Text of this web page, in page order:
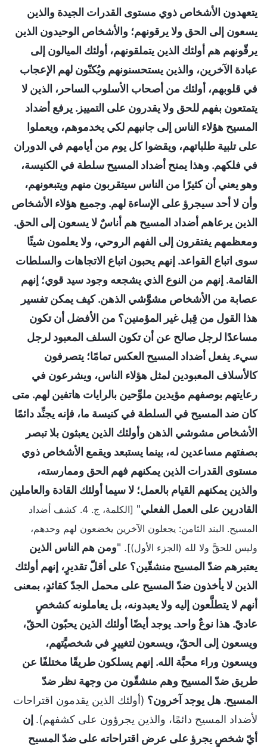
يتعهدون الأشخاص ذوي مستوى القدرات الجيدة والذين
يسعون إلى الحق ولا يرقونهم؛ والأشخاص الوحيدون الذين
يرقّونهم هم أولئك الذين يتملقونهم، أولئك الميالون إلى
عبادة الآخرين، والذين يستحسنونهم ويُكنّون لهم الإعجاب
في قلوبهم، أولئك من أصحاب الأسلوب الساحر، الذين لا
يتمتعون بفهم للحق ولا يقدرون على التمييز. يرفع أضداد
المسيح هؤلاء الناس إلى جانبهم لكي يخدموهم، ويعملوا
على تلبية طلباتهم، ويقضوا كل يوم من أيامهم في الدوران
في فلكهم. وهذا يمنح أضداد المسيح سلطة في الكنيسة،
وهو يعني أن كثيرًا من الناس سيتقربون منهم ويتبعونهم،
وأن لا أحد سيجرؤ على الإساءة لهم. وجميع هؤلاء الأشخاص
الذين يرعاهم أضداد المسيح هم أناسٌ لا يسعون إلى الحق.
ومعظمهم يفتقرون إلى الفهم الروحي، ولا يعلمون شيئًا
سوى اتباع القواعد. إنهم يحبون اتباع الاتجاهات والسلطات
القائمة. إنهم من النوع الذي يشجعه وجود سيد قوي؛ إنهم
عصابة من الأشخاص مشوَّشي الذهن. كيف يمكن تفسير
هذا القول من قِبل غير المؤمنين؟ من الأفضل أن تكون
مساعدًا لرجل صالح عن أن تكون السلف المعبود لرجل
سيء. يفعل أضداد المسيح العكس تمامًا؛ يتصرفون
كالأسلاف المعبودين لمثل هؤلاء الناس، ويشرعون في
رعايتهم بوصفهم مؤيدين ملوِّحين بالرايات هاتفين لهم. متى
كان ضد المسيح في السلطة في كنيسة ما، فإنه يجنِّد دائمًا
الأشخاص مشوشي الذهن وأولئك الذين يعبثون بلا تبصر
بصفتهم مساعدين له، بينما يستبعد ويقمع الأشخاص ذوي
مستوى القدرات الذين يمكنهم فهم الحق وممارسته،
والذين يمكنهم القيام بالعمل؛ لا سيما أولئك القادة والعاملين
القادرين على العمل الفعلي"
[الكلمة، ج. 4. كشف أضداد
المسيح. البند الثامن: يجعلون الآخرين يخضعون لهم وحدهم،
وليس للحقَّ ولا لله (الجزء الأول)]. "ومن هم الناس الذين
يعتبرهم ضدّ المسيح منشقّين؟ على أقلّ تقديرٍ، إنهم أولئك
الذين لا يأخذون ضدّ المسيح على محمل الجدّ كقائدٍ، بمعنى
أنهم لا يتطلَّعون إليه ولا يعبدونه، بل يعاملونه كشخصٍ
عاديّ. هذا نوعٌ واحد. يوجد أيضًا أولئك الذين يحبّون الحقّ،
ويسعون إلى الحقّ، ويسعون لتغييرٍ في شخصيَّتهم،
ويسعون وراء محبَّة الله. إنهم يسلكون طريقًا مختلفًا عن
طريق ضدّ المسيح وهم منشقّون من وجهة نظر ضدّ
المسيح. هل يوجد آخرون؟ (أولئك الذين يقدمون اقتراحات
لأضداد المسيح دائمًا، والذين يجرؤون على كشفهم). إن
أيّ شخصٍ يجرؤ على عرض اقتراحاته على ضدّ المسيح